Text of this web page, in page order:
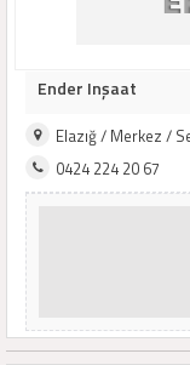
Ender Inşaat
Elazığ / Merkez /
0424 224 20 67